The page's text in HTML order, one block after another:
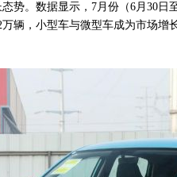
势。数据显示，7月份（6月30日
辆，小型车与微型车成为市场增